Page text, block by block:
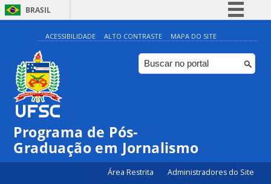
BRASIL
Simplifique!
Comunica BR
Participe
ACESSIBILIDADE ALTO CONTRASTE MAPA DO SITE
Programa de Pós-
Graduação em Jornalismo
Área Restrita Administradores do Site